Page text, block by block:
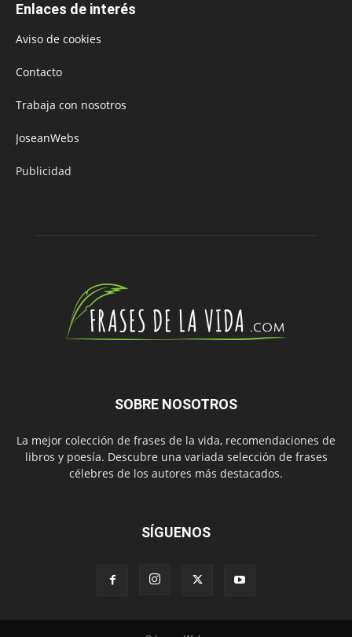
Enlaces de interés
Aviso de cookies
Contacto
Trabaja con nosotros
JoseanWebs
Publicidad
SOBRE NOSOTROS
La mejor colección de frases de la vida, recomendaciones de
libros y poesía. Descubre una variada selección de frases
célebres de los autores más destacados.
SÍGUENOS